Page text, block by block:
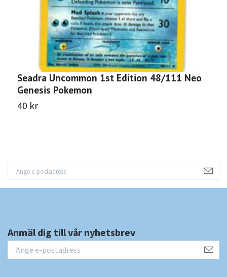
Seadra Uncommon 1st Edition 48/111 Neo
Genesis Pokemon
40 kr
Anmäl dig till vår nyhetsbrev